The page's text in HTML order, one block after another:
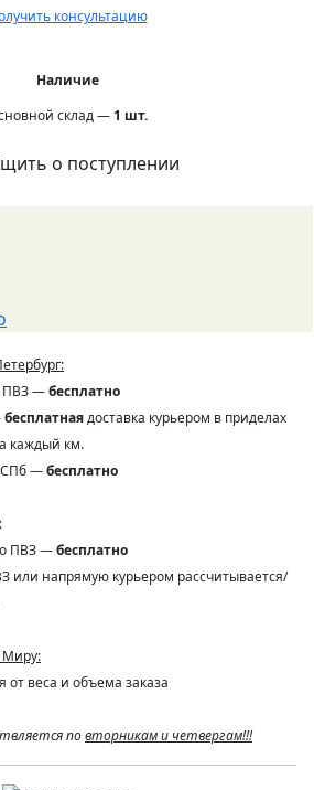
консультацию
Наличие
склад — 1 шт.
о поступлении
ПВЗ —бесплатно
бесплатнаядоставка курьером в приделах
каждый км.
СПб —бесплатно
:
ПВЗ —бесплатно
или напрямую курьером рассчитывается/
Миру:
от веса и объема заказа
повторникам и четвергам!!!